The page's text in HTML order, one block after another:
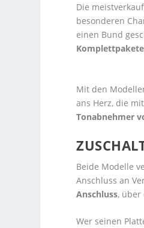
Die
besonderen
einen Bund
Komplettpakete
Mit den
ans Herz, die
Tonabnehmer
Beide Modelle
Anschluss an
Anschluss, über
Wer seinen